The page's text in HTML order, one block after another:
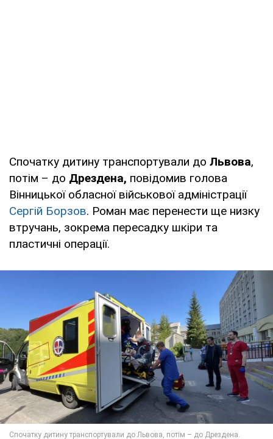
Спочатку дитину транспортували до Львова,
потім – до Дрездена, повідомив голова
Вінницької обласної військової адміністрації
Сергій Борзов. Роман має перенести ще низку
втручань, зокрема пересадку шкіри та
пластичні операції.